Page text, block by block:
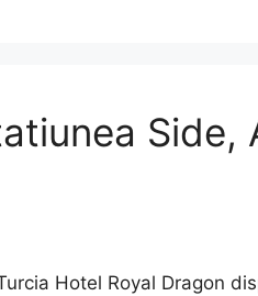
Side,
Hotel Royal Dragon